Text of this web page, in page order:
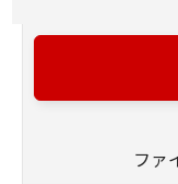
まれるコンピ
ファ